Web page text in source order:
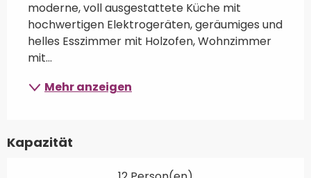
moderne, voll ausgestattete Küche mit
hochwertigen Elektrogeräten, geräumiges und
helles Esszimmer mit Holzofen, Wohnzimmer
mit...
Mehr anzeigen
Kapazität